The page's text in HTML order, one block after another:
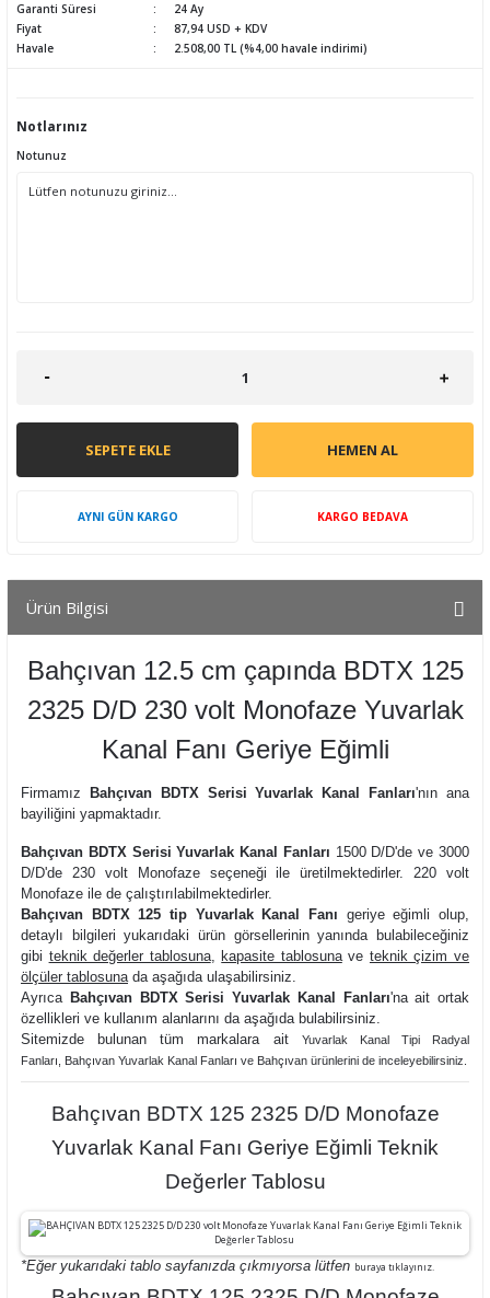
Garanti Süresi
24 Ay
Fiyat
87,94 USD + KDV
Havale
2.508,00 TL (%4,00 havale indirimi)
Notlarınız
Notunuz
SEPETE EKLE HEMEN AL
AYNI GÜN KARGO KARGO BEDAVA
Ürün Bilgisi
Bahçıvan 12.5 cm çapında BDTX 125
2325 D/D 230 volt Monofaze Yuvarlak
Kanal Fanı Geriye Eğimli
Firmamız Bahçıvan BDTX Serisi Yuvarlak Kanal Fanları'nın ana
bayiliğini yapmaktadır.
Bahçıvan BDTX Serisi Yuvarlak Kanal Fanları 1500 D/D'de ve 3000
D/D'de 230 volt Monofaze seçeneği ile üretilmektedirler. 220 volt
Monofaze ile de çalıştırılabilmektedirler.
Bahçıvan BDTX 125 tip Yuvarlak Kanal Fanı geriye eğimli olup,
detaylı bilgileri yukarıdaki ürün görsellerinin yanında bulabileceğiniz
gibi teknik değerler tablosuna, kapasite tablosunave teknik çizim ve
ölçüler tablosunada aşağıda ulaşabilirsiniz.
Ayrıca Bahçıvan BDTX Serisi Yuvarlak Kanal Fanları'na ait ortak
özellikleri ve kullanım alanlarını da aşağıda bulabilirsiniz.
Sitemizde bulunan tüm markalara ait
Yuvarlak Kanal Tipi Radyal
Fanları, Bahçıvan Yuvarlak Kanal Fanları ve Bahçıvan ürünlerini de inceleyebilirsiniz.
Bahçıvan BDTX 125 2325 D/D Monofaze
Yuvarlak Kanal Fanı Geriye Eğimli Teknik
Değerler Tablosu
*Eğer yukarıdaki tablo sayfanızda çıkmıyorsa lütfen buraya tıklayınız.